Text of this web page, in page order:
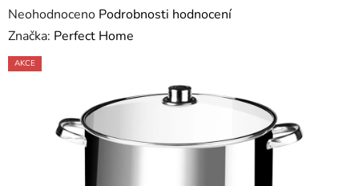
Průměrné
hodnocení
produktu
Neohodnoceno Podrobnosti hodnocení
Značka: Perfect Home
AKCE